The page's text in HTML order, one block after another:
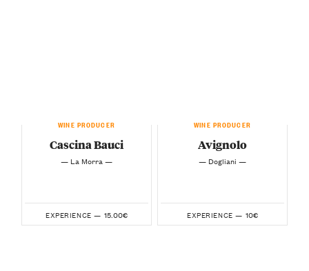
WINE PRODUCER
Cascina Bauci
— La Morra —
EXPERIENCE — 15.00€
WINE PRODUCER
Avignolo
— Dogliani —
EXPERIENCE — 10€